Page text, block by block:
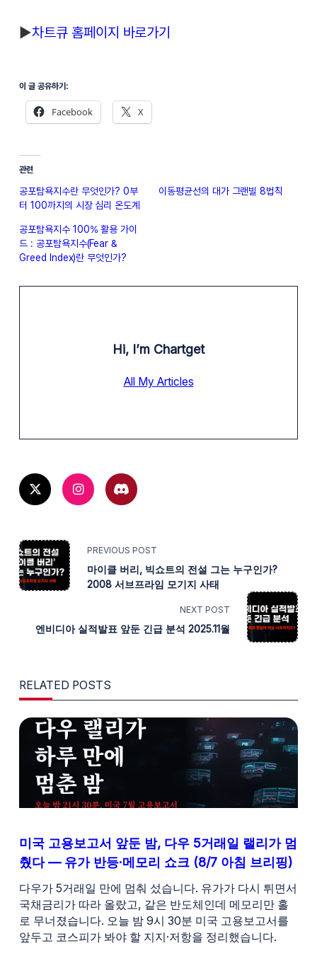
▶︎차트큐 홈페이지 바로가기
이 글 공유하기:
Facebook X
관련
공포탐욕지수란 무엇인가? 0부
터 100까지의 시장 심리 온도계
이동평균선의 대가 그랜빌 8법칙
공포탐욕지수 100% 활용 가이
드 : 공포탐욕지수(Fear &
Greed Index)란 무엇인가?
Hi, I’m Chartget
All My Articles
<SPAN
CLASS="NAV-
SCREEN-
TEXT">PAGE</SPAN>
PREVIOUS POST
마이클 버리, 빅쇼트의 전설 그는 누구인가?
2008 서브프라임 모기지 사태
NEXT POST
엔비디아 실적발표 앞둔 긴급 분석 2025.11월
RELATED POSTS
미국 고용보고서 앞둔 밤, 다우 5거래일 랠리가 멈
췄다 — 유가 반등·메모리 쇼크 (8/7 아침 브리핑)
다우가 5거래일 만에 멈춰 섰습니다. 유가가 다시 튀면서
국채금리가 따라 올랐고, 같은 반도체인데 메모리만 홀
로 무너졌습니다. 오늘 밤 9시 30분 미국 고용보고서를
앞두고 코스피가 봐야 할 지지·저항을 정리했습니다.